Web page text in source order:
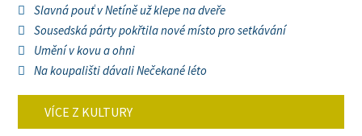
Slavná pouť v Netíně už klepe na dveře
Sousedská párty pokřtila nové místo pro setkávání
Umění v kovu a ohni
Na koupališti dávali Nečekané léto
VÍCE Z KULTURY